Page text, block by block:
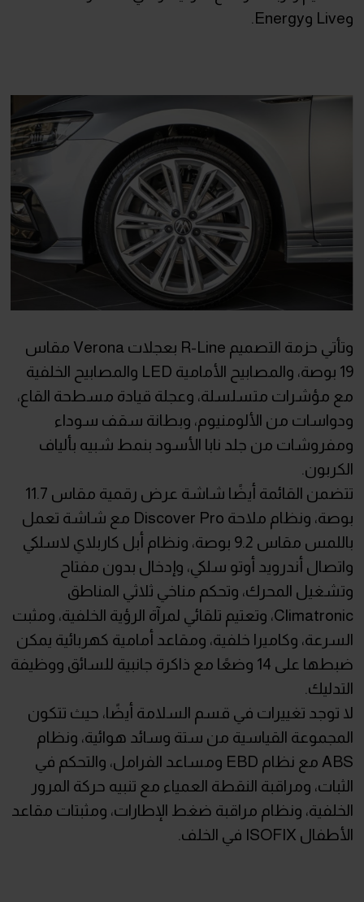
وLive وEnergy.
وتأتي حزمة التصميم R-Line بعجلات Verona مقاس
19 بوصة، والمصابيح الأمامية LED والمصابيح الخلفية
مع مؤشرات متسلسلة، وعجلة قيادة مسطحة القاع،
ودواسات من الألومنيوم، وبطانة سقف سوداء
ومفروشات من جلد نابا الأسود بنمط شبيه بألياف
الكربون.
تتضمن القائمة أيضًا شاشة عرض رقمية مقاس 11.7
بوصة، ونظام ملاحة Discover Pro مع شاشة تعمل
باللمس مقاس 9.2 بوصة، ونظام أبل كاربلاي لاسلكي
واتصال أندرويد أوتو سلكي، وإدخال بدون مفتاح
وتشغيل المحرك، وتحكم مناخي ثلاثي المناطق
Climatronic، وتعتيم تلقائي لمرآة الرؤية الخلفية، ومثبت
السرعة، وكاميرا خلفية، ومقاعد أمامية كهربائية يمكن
ضبطها على 14 وضعًا مع ذاكرة جانبية للسائق ووظيفة
التدليك.
لا توجد تغييرات في قسم السلامة أيضًا، حيث تتكون
المجموعة القياسية من ستة وسائد هوائية، ونظام
ABS مع نظام EBD ومساعد الفرامل، والتحكم في
الثبات، ومراقبة النقطة العمياء مع تنبيه حركة المرور
الخلفية، ونظام مراقبة ضغط الإطارات، ومثبتات مقاعد
الأطفال ISOFIX في الخلف.